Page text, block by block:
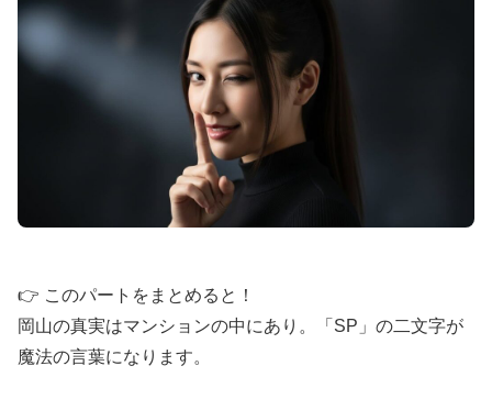
👉 このパートをまとめると！
岡山の真実はマンションの中にあり。「SP」の二文字が
魔法の言葉になります。